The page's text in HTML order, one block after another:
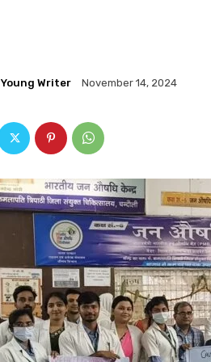
Young Writer November 14, 2024